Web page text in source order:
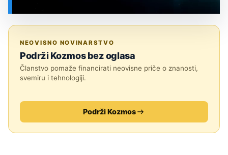
NEOVISNO NOVINARSTVO
Podrži Kozmos bez oglasa
Članstvo pomaže financirati neovisne priče o znanosti,
svemiru i tehnologiji.
Podrži Kozmos